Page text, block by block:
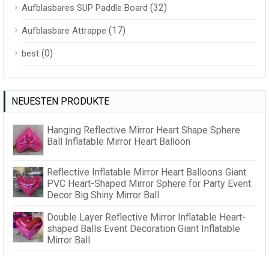
Aufblasbares SUP Paddle Board (32)
Aufblasbare Attrappe (17)
best (0)
NEUESTEN PRODUKTE
Hanging Reflective Mirror Heart Shape Sphere
Ball Inflatable Mirror Heart Balloon
Reflective Inflatable Mirror Heart Balloons Giant
PVC Heart-Shaped Mirror Sphere for Party Event
Decor Big Shiny Mirror Ball
Double Layer Reflective Mirror Inflatable Heart-
shaped Balls Event Decoration Giant Inflatable
Mirror Ball